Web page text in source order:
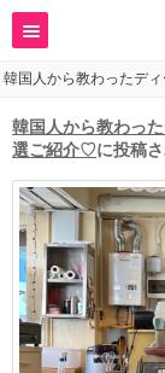
韓国人から教わったデ
韓国人から教わっ
選ご紹介♡に投稿